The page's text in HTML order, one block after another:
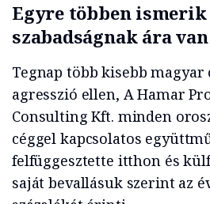
Egyre többen ismerik
szabadságnak ára van
Tegnap több kisebb magyar
agresszió ellen, A Hamar
Consulting Kft. minden
céggel kapcsolatos
felfüggesztette itthon és
saját bevallásuk szerint az